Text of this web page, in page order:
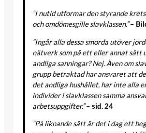
“I nutid utformar den styrande
och omdömesgille slavklassen.”–
“Ingår alla dessa smorda utöver
nätverk som på ett eller annat sätt
andliga sanningar? Nej. Även om
grupp betraktad har ansvaret att
det andliga hushållet, har inte alla
individer i slavklassen samma
arbetsuppgifter.”– sid. 24
“På liknande sätt är det i dag ett